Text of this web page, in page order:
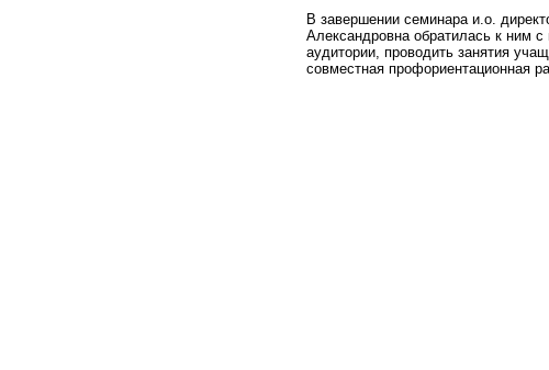
В завершении семинара и.о.
Александровна обратилась к ним с
аудитории, проводить занятия
совместная профориентационная